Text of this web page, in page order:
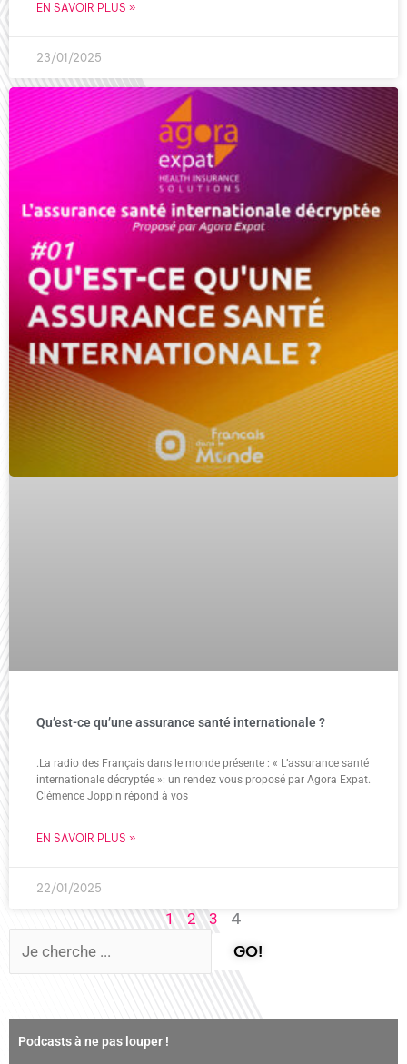
EN SAVOIR PLUS »
23/01/2025
Qu’est-ce qu’une assurance santé internationale ?
.La radio des Français dans le monde présente : « L’assurance santé
internationale décryptée »: un rendez vous proposé par Agora Expat.
Clémence Joppin répond à vos
EN SAVOIR PLUS »
22/01/2025
1 2 3
4
GO!
Podcasts à ne pas louper !